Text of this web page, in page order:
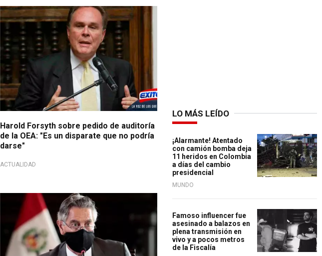
Harold Forsyth sobre pedido de auditoría
de la OEA: "Es un disparate que no podría
darse"
ACTUALIDAD
LO MÁS LEÍDO
¡Alarmante! Atentado
con camión bomba deja
11 heridos en Colombia
a días del cambio
presidencial
MUNDO
Famoso influencer fue
asesinado a balazos en
plena transmisión en
vivo y a pocos metros
de la Fiscalía